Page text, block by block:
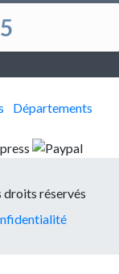
Départements
réservés